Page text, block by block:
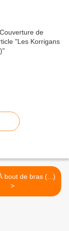
bout de bras (...)
>